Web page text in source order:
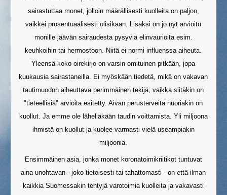
sairastuttaa monet, jolloin määrällisesti kuolleita on paljon,
vaikkei prosentuaalisesti olisikaan. Lisäksi on jo nyt arvioitu
monille jäävän sairaudesta pysyviä elinvaurioita esim.
keuhkoihin tai hermostoon. Niitä ei normi influenssa aiheuta.
Yleensä koko oirekirjo on varsin omituinen pitkään, jopa
kuukausia sairastaneilla. Ei myöskään tiedetä, mikä on vakavan
tautimuodon aiheuttava perimmäinen tekijä, vaikka siitäkin on
"tieteellisiä" arvioita esitetty. Aivan perusterveitä nuoriakin on
kuollut. Ja emme ole lähelläkään taudin voittamista. Yli miljoona
ihmistä on kuollut ja kuolee varmasti vielä useampiakin
miljoonia.
Ensimmäinen asia, jonka monet koronatoimikriitikot tuntuvat
aina unohtavan - joko tietoisesti tai tahattomasti - on että ilman
kaikkia Suomessakin tehtyjä varotoimia kuolleita ja vakavasti